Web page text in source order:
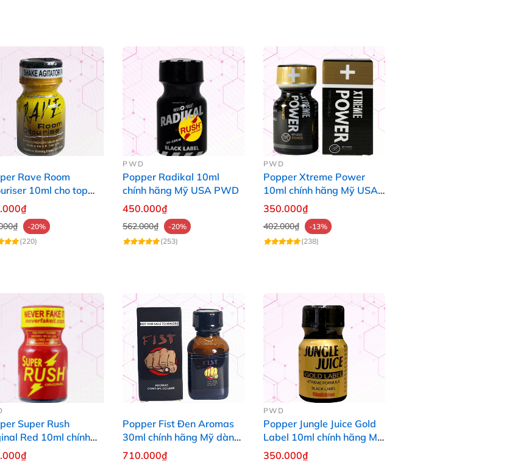
Rave Room
10ml cho top
-20%
(220)
PWD
Popper Radikal 10ml
chính hãng Mỹ USA PWD
450.000₫
562.000₫
-20%
(253)
PWD
Popper Xtreme Power
10ml chính hãng Mỹ USA
PWD
350.000₫
402.000₫
-13%
(238)
Super Rush
Red 10ml chính
Mỹ USA PWD
Popper Fist Đen Aromas
30ml chính hãng Mỹ dành
cho Top Bot
710.000₫
PWD
Popper Jungle Juice Gold
Label 10ml chính hãng Mỹ
USA PWD
350.000₫